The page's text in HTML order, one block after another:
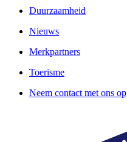
Duurzaamheid
Nieuws
Merkpartners
Toerisme
Neem contact met ons op